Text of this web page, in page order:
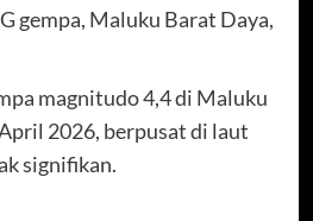
gempa, Maluku Barat Daya,
magnitudo 4,4 di Maluku
2026, berpusat di laut
signifikan.